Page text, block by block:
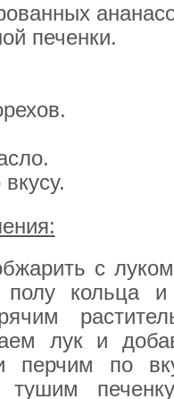
печенки.
с
кольца
лук и
перчим по
тушим